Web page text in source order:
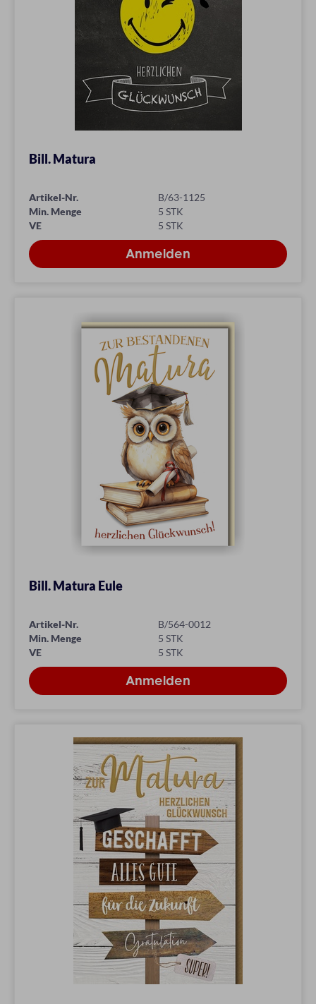
Bill. Matura
Artikel-Nr.
B/63-1125
Min. Menge
5 STK
VE
5 STK
Bill. Matura Eule
Artikel-Nr.
B/564-0012
Min. Menge
5 STK
VE
5 STK